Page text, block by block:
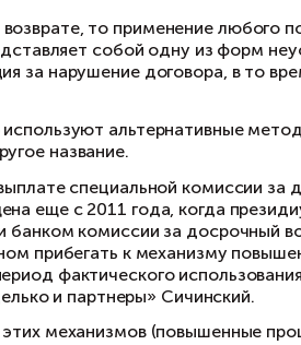
для потребителя не
данной статьи сделана
требование о
платежа в соответствии
может вызывать
платеж,
кредит. Более
не учтет
иногда становится и